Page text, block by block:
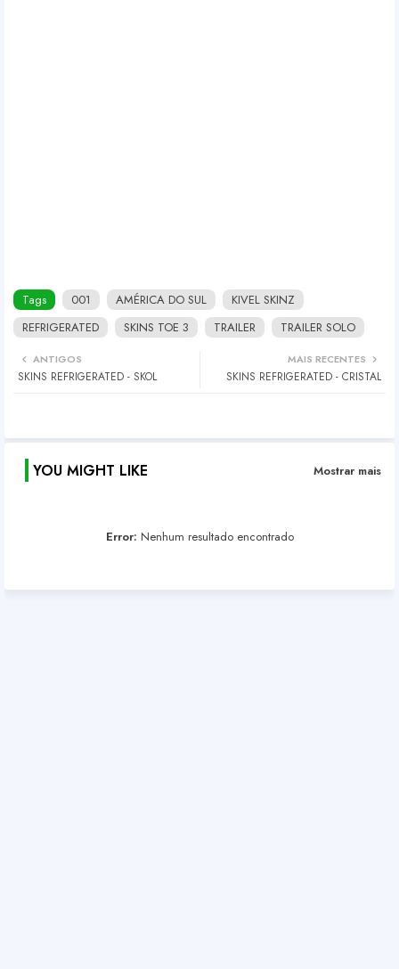
Tags 001 AMÉRICA DO SUL
KIVEL SKINZ
REFRIGERATED
SKINS TOE 3 TRAILER TRAILER SOLO
MAIS RECENTES
SKINS REFRIGERATED - CRISTAL
ANTIGOS
SKINS REFRIGERATED - SKOL
YOU MIGHT LIKE Mostrar mais
Error: Nenhum resultado encontrado